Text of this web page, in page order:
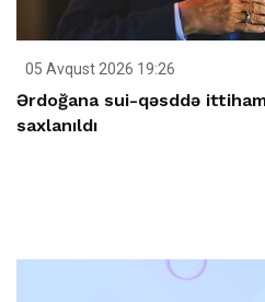
05 Avqust 2026 19:26
Ərdoğana sui-qəsddə
saxlanıldı